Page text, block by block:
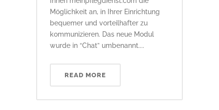
Möglichkeit an, in Ihrer Einrichtung
bequemer und vorteilhafter zu
kommunizieren. Das neue Modul
wurde in “Chat” umbenannt....
READ MORE